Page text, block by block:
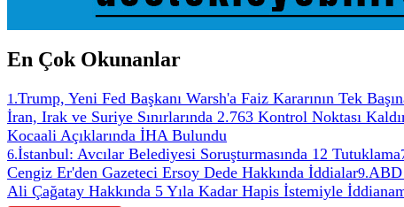
En Çok Okunanlar
1 .Trump, Yeni Fed Başkanı Warsh'a Faiz Kararının Tek
İran, Irak ve Suriye Sınırlarında 2.763 Kontrol Noktası
Kocaali Açıklarında İHA Bulundu
6.İstanbul: Avcılar Belediyesi Soruşturmasında 12 Tutuklama
Cengiz Er'den Gazeteci Ersoy Dede Hakkında İddialar9.ABD
Ali Çağatay Hakkında 5 Yıla Kadar Hapis İstemiyle